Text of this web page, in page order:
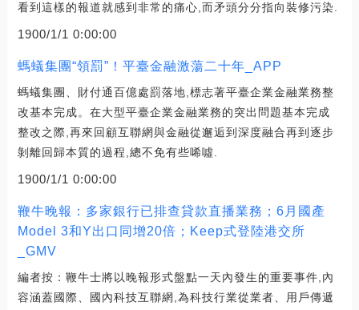
看到這樣的報道就感到非常的痛心,而矛頭分分指向裝修污染.
1900/1/1 0:00:00
螞蟻集團“領罰”！平臺金融激蕩二十年_APP
螞蟻集團、財付通百億處罰落地,標志著平臺企業金融業務整
改基本完成。在大型平臺企業金融業務的突出問題基本完成
整改之際,再來回顧互聯網與金融從邂逅到深度融合再到逐步
剝離回歸本質的過程,總不免有些唏噓.
1900/1/1 0:00:00
鞭牛晚報：多家銀行已排查貸款直播業務；6月國產
Model 3和Y出口同增20倍；Keep式登陸港交所
_GMV
編者按：鞭牛士將以晚報形式盤點一天內發生的重要事件,內
容涵蓋國際、國內科技互聯網,為科技行業從業者、用戶傳遞